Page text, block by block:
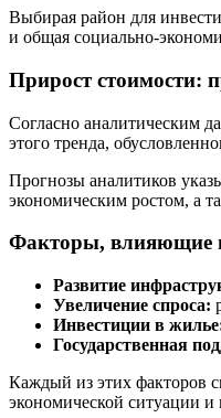
Выбирая район для
и общая социально-
Прирост стоимости:
Согласно аналитическим
этого тренда,
Прогнозы аналитиков
экономическим ростом, а
Факторы, влияющие
Развитие
Увеличение спроса:
Инвестиции в
Государственная
Каждый из этих факторов
экономической ситуации и